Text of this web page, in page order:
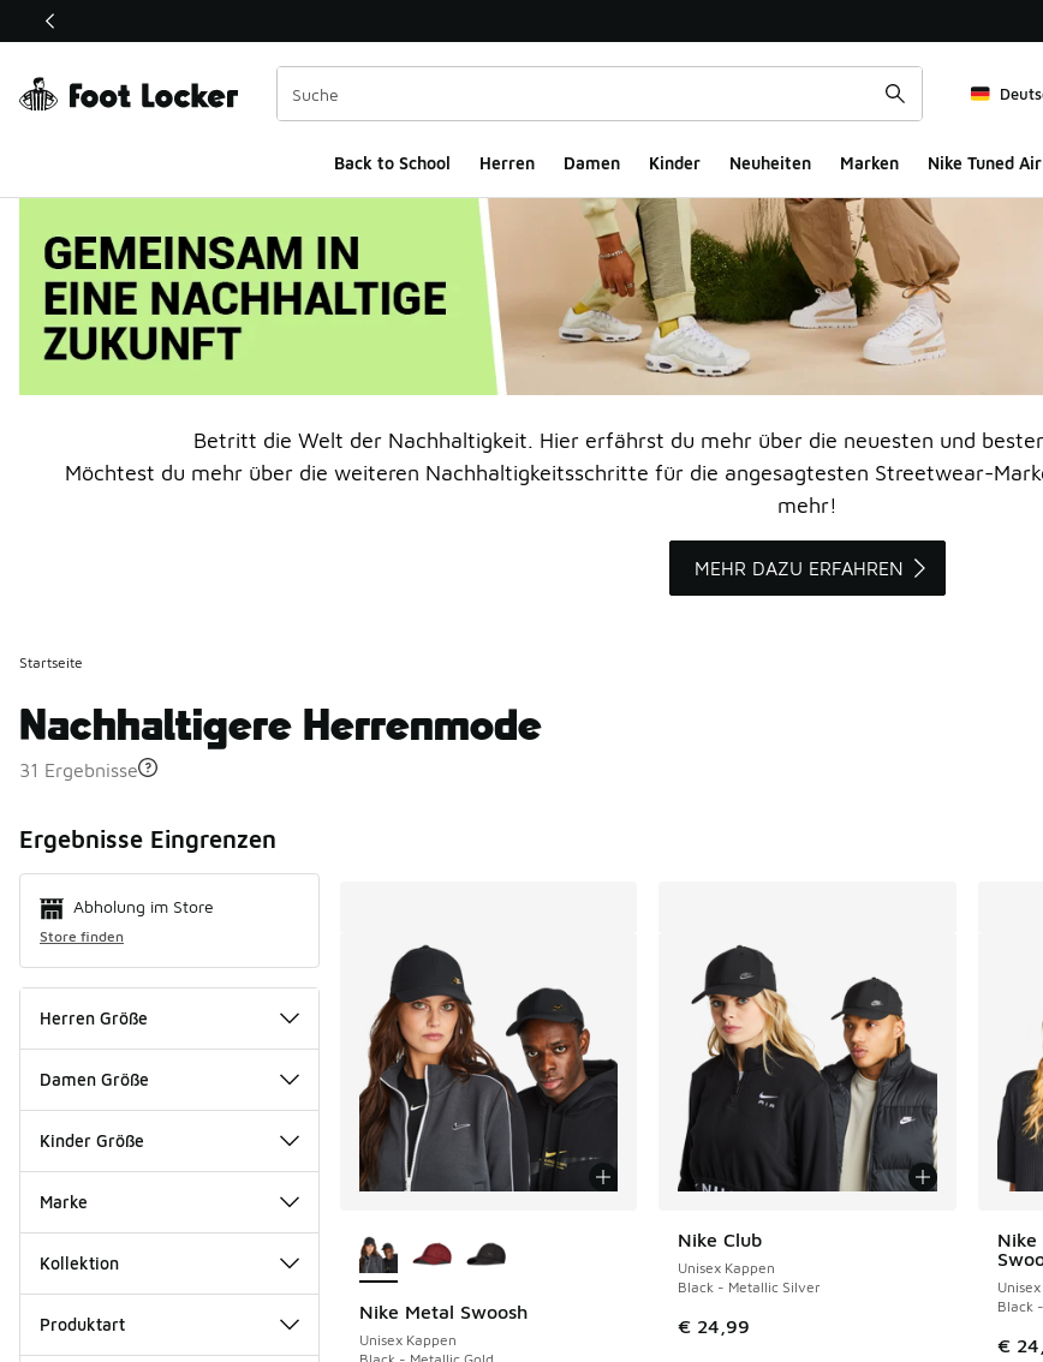
Dieser Link öffnet sich in einem neuen Fenster
Back to School Herren Damen Kinder Neuheiten Marken Nike Tuned Air
Betritt die Welt der Nachhaltigkeit. Hier erfährst du mehr über die neuesten und
Möchtest du mehr über die weiteren Nachhaltigkeitsschritte für die angesagtesten Streetwear-
mehr!
MEHR DAZU ERFAHREN
Startseite
Nachhaltigere Herrenmode
31 Ergebnisse
Ergebnisse Eingrenzen
Abholung im Store
Store finden
Herren Größe
Damen Größe
Kinder Größe
Marke
Kollektion
Produktart
Nike Metal Swoosh
Unisex Kappen
Nike Club
Unisex Kappen
Black - Metallic Silver
€ 24,99
Nike
Black
€